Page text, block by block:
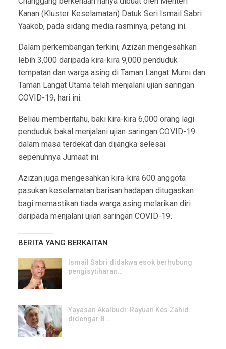
Kanan (Kluster Keselamatan) Datuk Seri Ismail Sabri
Yaakob, pada sidang media rasminya, petang ini.
Dalam perkembangan terkini, Azizan mengesahkan
lebih 3,000 daripada kira-kira 9,000 penduduk
tempatan dan warga asing di Taman Langat Murni dan
Taman Langat Utama telah menjalani ujian saringan
COVID-19, hari ini.
Beliau memberitahu, baki kira-kira 6,000 orang lagi
penduduk bakal menjalani ujian saringan COVID-19
dalam masa terdekat dan dijangka selesai
sepenuhnya Jumaat ini.
Azizan juga mengesahkan kira-kira 600 anggota
pasukan keselamatan barisan hadapan ditugaskan
bagi memastikan tiada warga asing melarikan diri
daripada menjalani ujian saringan COVID-19.
BERITA YANG BERKAITAN
Ismail Sabri didakwa esok berhubung
pengisytiharan…
Yayasan Akalbudi: Rayuan Kes Zahid
didengar 8…